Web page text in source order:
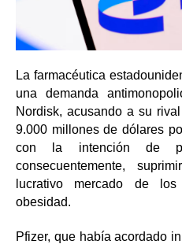
La farmacéutica
una demanda
Nordisk, acusando a su
9.000 millones de dólares
con la intención de
consecuentemente,
lucrativo mercado de
obesidad.
Pfizer, que había acordado